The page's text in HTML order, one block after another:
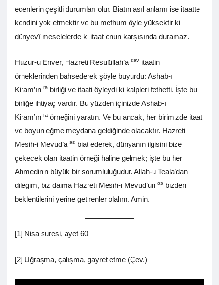
edenlerin çeşitli durumları olur. Biatın asıl anlamı ise itaatte
kendini yok etmektir ve bu mefhum öyle yüksektir ki
dünyevî meselelerde ki itaat onun karşısında duramaz.
Huzur-u Enver, Hazreti Resulüllah’a sav itaatin
örneklerinden bahsederek şöyle buyurdu: Ashab-ı
Kiram’ın ra birliği ve itaati öyleydi ki kalpleri fethetti. İşte bu
birliğe ihtiyaç vardır. Bu yüzden içinizde Ashab-ı
Kiram’ın ra örneğini yaratın. Ve bu ancak, her birimizde itaat
ve boyun eğme meydana geldiğinde olacaktır. Hazreti
Mesih-i Mevud’a as biat ederek, dünyanın ilgisini bize
çekecek olan itaatin örneği haline gelmek; işte bu her
Ahmedinin büyük bir sorumluluğudur. Allah-u Teala’dan
dileğim, biz daima Hazreti Mesih-i Mevud’un as bizden
beklentilerini yerine getirenler olalım. Amin.
[1] Nisa suresi, ayet 60
[2] Uğraşma, çalışma, gayret etme (Çev.)